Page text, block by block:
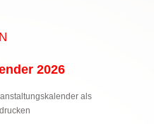
2026
als